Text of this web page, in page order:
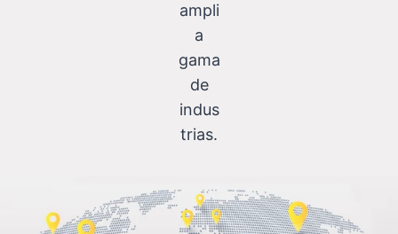
ampli
a
gama
de
indus
trias.